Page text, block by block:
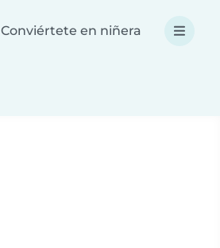
Conviértete en niñera